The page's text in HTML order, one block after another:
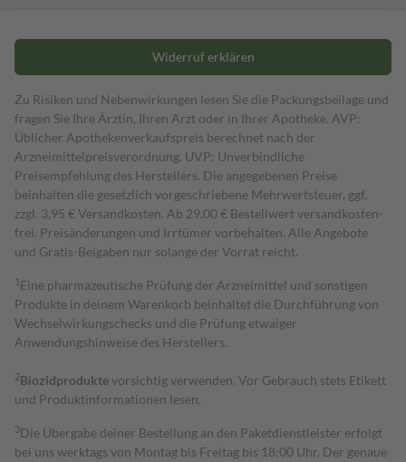
Widerruf erklären
Zu Risiken und Nebenwirkungen lesen Sie die Packungsbeilage und
fragen Sie Ihre Ärztin, Ihren Arzt oder in Ihrer Apotheke. AVP:
Üblicher Apothekenverkaufspreis berechnet nach der
Arzneimittelpreisverordnung. UVP: Unverbindliche
Preisempfehlung des Herstellers. Die angegebenen Preise
beinhalten die gesetzlich vorgeschriebene Mehrwertsteuer, ggf.
zzgl. 3,95 € Versandkosten. Ab 29,00 € Bestell­wert versand­kosten­
frei. Preisänderungen und Irrtümer vorbehalten. Alle Angebote
und Gratis-Beigaben nur solange der Vorrat reicht.
1 Eine pharmazeutische Prüfung der Arzneimittel und sonstigen
Produkte in deinem Warenkorb beinhaltet die Durchführung von
Wechselwirkungschecks und die Prüfung etwaiger
Anwendungshinweise des Herstellers.
2Biozidproduktevorsichtig verwenden. Vor Gebrauch stets Etikett
und Produktinformationen lesen.
3Die Übergabe deiner Bestellung an den Paketdienstleister erfolgt
bei uns werktags von Montag bis Freitag bis 18:00 Uhr. Der genaue